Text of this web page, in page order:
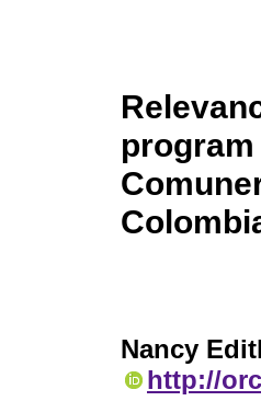
Nancy
http://